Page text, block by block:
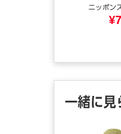
ニッポン
一緒に見